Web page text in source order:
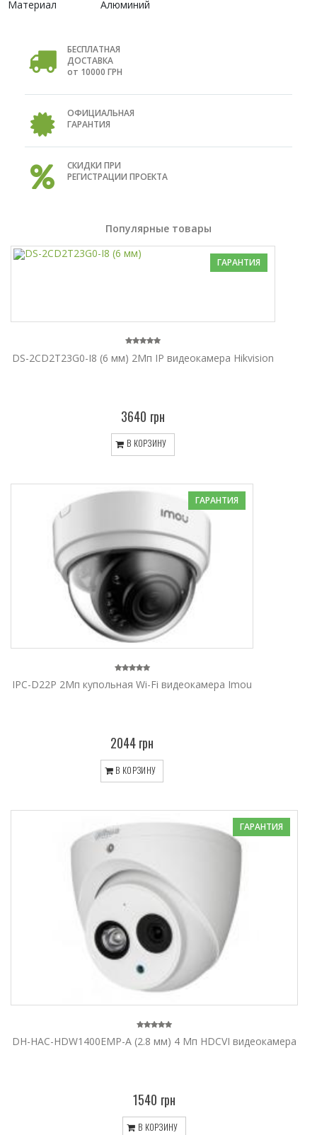
Материал Алюминий
БЕСПЛАТНАЯ
ДОСТАВКА
от 10000 ГРН
ОФИЦИАЛЬНАЯ
ГАРАНТИЯ
СКИДКИ ПРИ
РЕГИСТРАЦИИ ПРОЕКТА
Популярные товары
ГАРАНТИЯ
DS-2CD2T23G0-I8 (6 мм) 2Мп IP видеокамера Hikvision
3640 грн
В КОРЗИНУ
ГАРАНТИЯ
IPC-D22P 2Мп купольная Wi-Fi видеокамера Imou
2044 грн
В КОРЗИНУ
ГАРАНТИЯ
DH-HAC-HDW1400EMP-A (2.8 мм) 4 Мп HDCVI видеокамера
1540 грн
В КОРЗИНУ